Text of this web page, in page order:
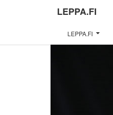
LEPPA.FI
LEPPA.FI